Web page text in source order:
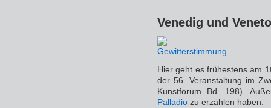
Venedig und Veneto
Hier geht es frühestens am
der 56. Veranstaltung im
Kunstforum Bd. 198).
Palladio zu erzählen haben.